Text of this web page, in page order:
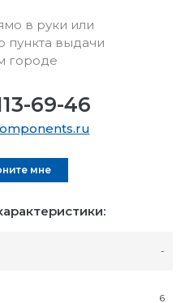
-
6
в руки или
пункта выдачи
городе
69-46
мне